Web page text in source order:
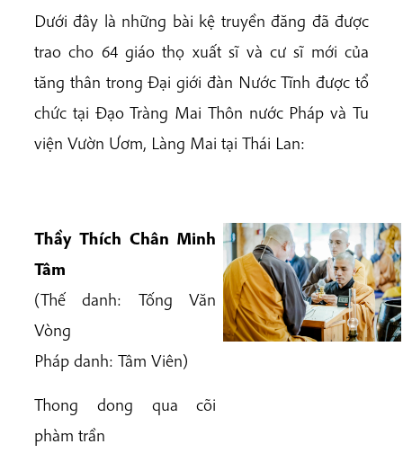
Dưới đây là những bài kệ truyền đăng đã được
trao cho 64 giáo thọ xuất sĩ và cư sĩ mới của
tăng thân trong Đại giới đàn Nước Tĩnh được tổ
chức tại Đạo Tràng Mai Thôn nước Pháp và Tu
viện Vườn Ươm, Làng Mai tại Thái Lan:
Thầy Thích Chân Minh
Tâm
(Thế danh: Tống Văn
Vòng
Pháp danh: Tâm Viên)
Thong dong qua cõi
phàm trần